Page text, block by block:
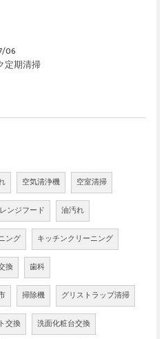
06
定期清掃
空気清浄機 空室清掃
レンジフード 油汚れ
ング キッチンクリーニング
換 歯科
掃除機 グリストラップ清掃
交換 洗面化粧台交換